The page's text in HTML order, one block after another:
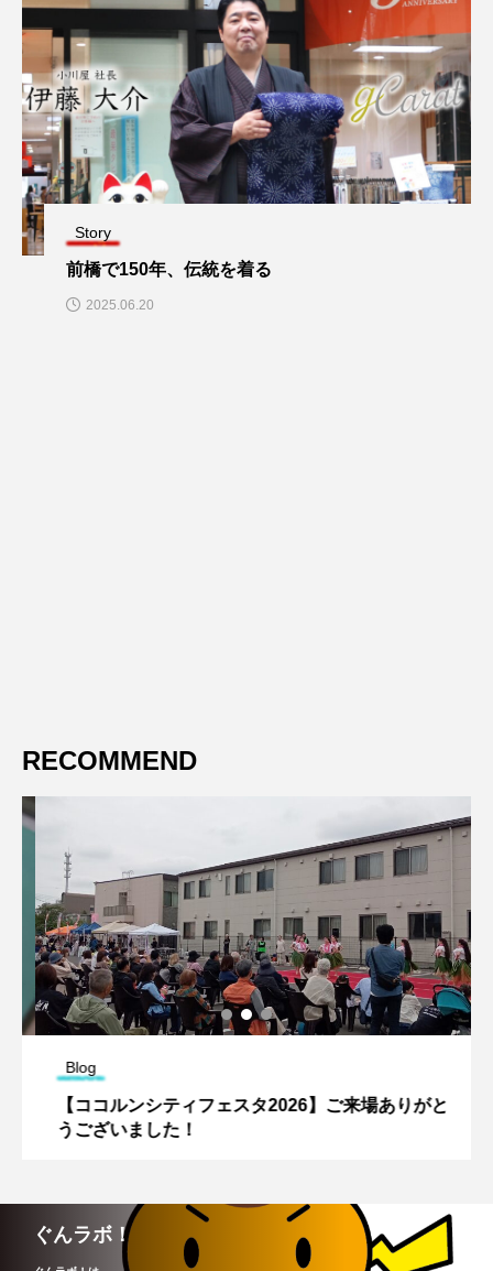
Story
前橋で150年、伝統を着る
2025.06.20
RECOMMEND
Blog
【ココルンシティフェスタ2026】ご来場ありがと
うございました！
ぐんラボ！